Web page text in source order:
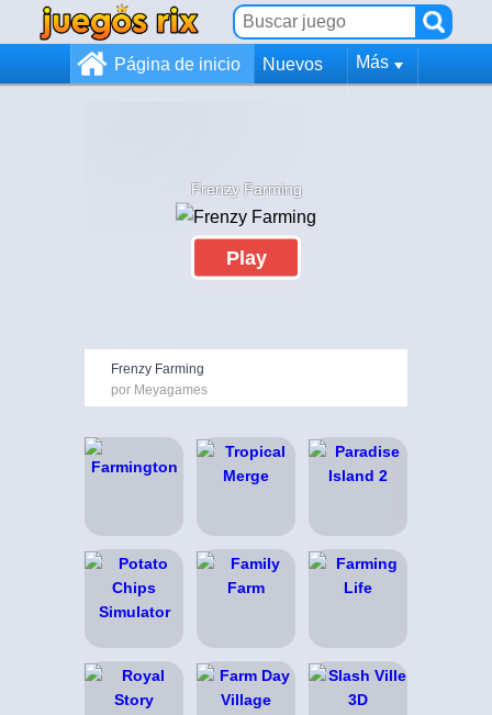
Página de inicio Nuevos Más
Frenzy Farming
Play
Frenzy Farming
por Meyagames